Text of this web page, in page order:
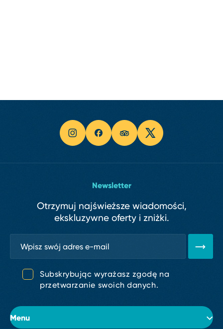
Menu
Newsletter
Otrzymuj najświeższe wiadomości,
ekskluzywne oferty i zniżki.
Subskrybując wyrażasz zgodę na
przetwarzanie swoich danych.